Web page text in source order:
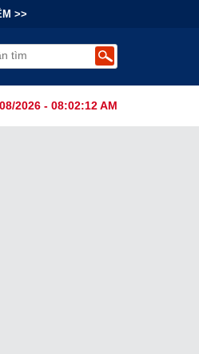
>>
2026 - 08:02:13 AM
Nhượng Quyền: Lợi Nhuận Thuộc